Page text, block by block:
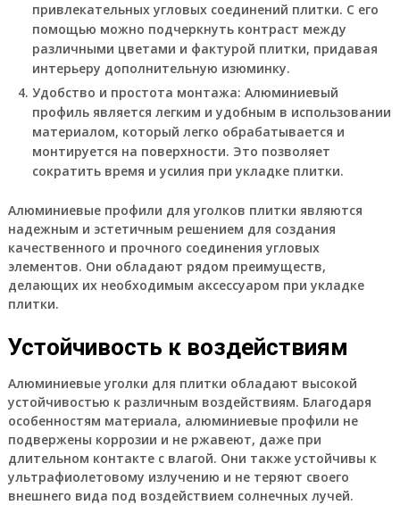
привлекательных угловых соединений плитки. С его
помощью можно подчеркнуть контраст между
различными цветами и фактурой плитки, придавая
интерьеру дополнительную изюминку.
Удобство и простота монтажа: Алюминиевый
профиль является легким и удобным в использовании
материалом, который легко обрабатывается и
монтируется на поверхности. Это позволяет
сократить время и усилия при укладке плитки.
Алюминиевые профили для уголков плитки являются
надежным и эстетичным решением для создания
качественного и прочного соединения угловых
элементов. Они обладают рядом преимуществ,
делающих их необходимым аксессуаром при укладке
плитки.
Устойчивость к воздействиям
Алюминиевые уголки для плитки обладают высокой
устойчивостью к различным воздействиям. Благодаря
особенностям материала, алюминиевые профили не
подвержены коррозии и не ржавеют, даже при
длительном контакте с влагой. Они также устойчивы к
ультрафиолетовому излучению и не теряют своего
внешнего вида под воздействием солнечных лучей.